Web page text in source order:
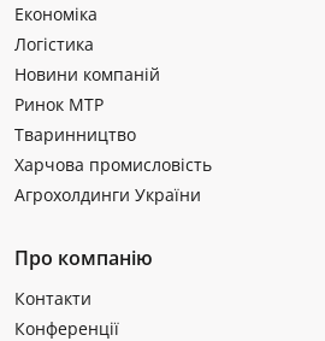
Економіка
Логістика
Новини компаній
Ринок МТР
Тваринництво
Харчова промисловість
Агрохолдинги України
Про компанію
Контакти
Конференції